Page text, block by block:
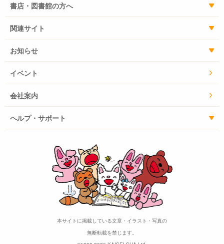
書店・図書館の方へ
関連サイト
お知らせ
イベント
会社案内
ヘルプ・サポート
本サイトに掲載している文章・イラスト・写真の
無断転載を禁じます。